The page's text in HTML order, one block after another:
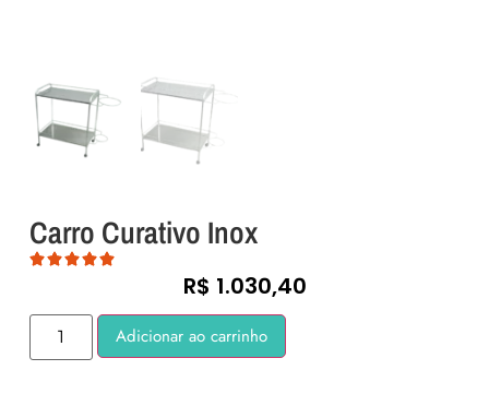
Carro Curativo Inox
R$ 1.030,40
Adicionar ao carrinho